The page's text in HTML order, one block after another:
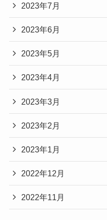
2023年7月
2023年6月
2023年5月
2023年4月
2023年3月
2023年2月
2023年1月
2022年12月
2022年11月